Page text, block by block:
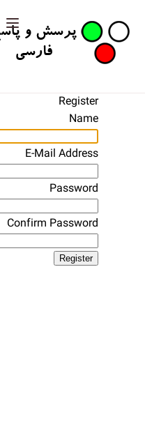
Register
Name
E-Mail Address
Password
Confirm Password
Register